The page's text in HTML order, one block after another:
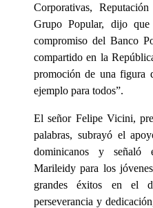
Corporativas,
Grupo Popular, dijo que
compromiso del Banco
compartido en la
promoción de una figura
ejemplo para todos”.
El señor Felipe Vicini,
palabras, subrayó el
dominicanos y señaló
Marileidy para los
grandes éxitos en el
perseverancia y